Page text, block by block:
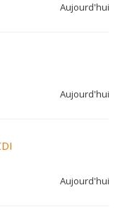
Aujourd'hui
Aujourd'hui
Aujourd'hui